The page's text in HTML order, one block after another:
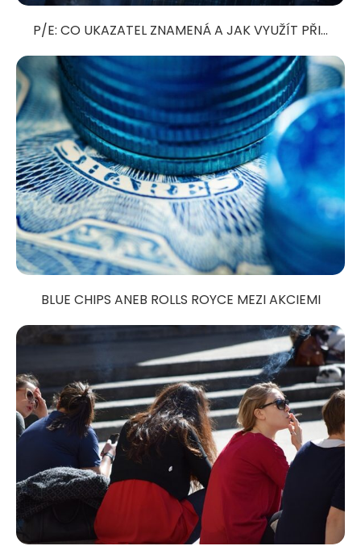
P/E: CO UKAZATEL ZNAMENÁ A JAK VYUŽÍT PŘI...
BLUE CHIPS ANEB ROLLS ROYCE MEZI AKCIEMI